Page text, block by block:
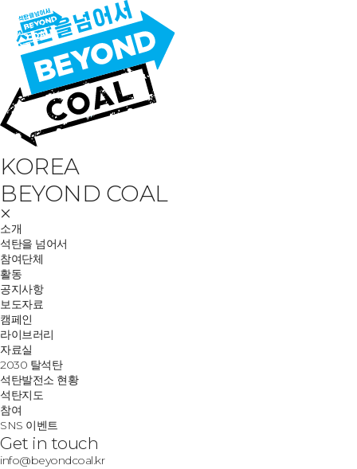
KOREA
BEYOND COAL
소개
석탄을 넘어서
참여단체
활동
공지사항
보도자료
캠페인
라이브러리
자료실
2030 탈석탄
석탄발전소 현황
석탄지도
참여
SNS 이벤트
Get in touch
info@beyondcoal.kr